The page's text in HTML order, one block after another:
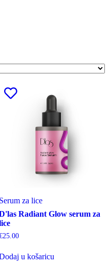
Serum za lice
Radiant Glow serum za
25.00
u košaricu